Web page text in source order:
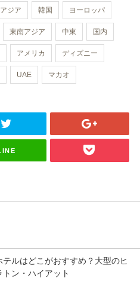
ジア 韓国 ヨーロッパ
東南アジア 中東 国内
アメリカ ディズニー
UAE マカオ
ルはどこがおすすめ？大型のヒ
トン・ハイアット